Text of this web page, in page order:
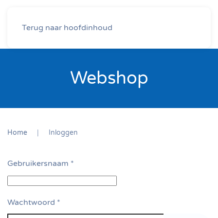
Terug naar hoofdinhoud
Webshop
Home Inloggen
Gebruikersnaam *
Wachtwoord *